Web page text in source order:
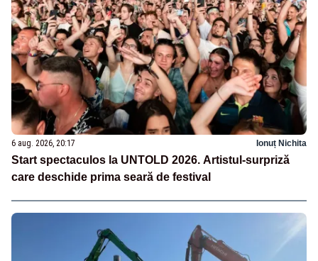
6 aug. 2026, 20:17 Ionuț Nichita
Start spectaculos la UNTOLD 2026. Artistul-surpriză
care deschide prima seară de festival